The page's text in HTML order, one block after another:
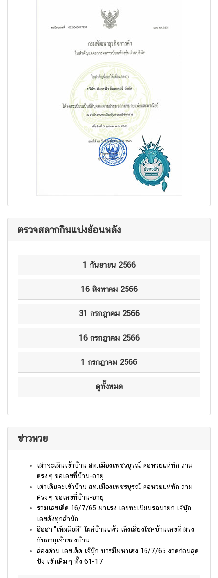
ตรวจสลากกินแบ่งย้อนหลัง
1 กันยายน 2566
16 สิงหาคม 2566
31 กรกฎาคม 2566
16 กรกฎาคม 2566
1 กรกฎาคม 2566
ดูทั้งหมด
ข่าวหวย
เต่าจะเดินเข้าบ้าน สท.เมืองเพชรบูรณ์ คอหวยแห่ทัก ถาม
ตรงๆ ขอเลขที่บ้าน-อายุ
เต่าเดินจะเข้าบ้าน สท.เมืองเพชรบูรณ์ คอหวยแห่ทัก ถาม
ตรงๆ ขอเลขที่บ้าน-อายุ
รวมเลขเด็ด 16/7/65 มาแรง เลขทะเบียนรถนายก เจ๊นุ๊ก
เลขดังทุกสำนัก
ฮือฮา "เห็ดมือผี" โผล่บ้านแพ้ว เล็งเสี่ยงโชคบ้านเลขที่ ตรง
กับอายุเจ้าของบ้าน
ส่องด่วน เลขเด็ด เจ๊นุ๊ก บารมีมหาเฮง 16/7/65 งวดก่อนสุด
ปัง เข้าเต็มๆ ทั้ง 61-17